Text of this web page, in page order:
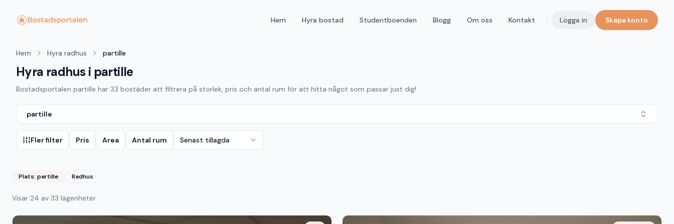
Hem Hyra bostad Studentboenden Blogg Om oss Kontakt Logga in Skapa konto
Hem Hyra radhus partille
Hyra radhus i partille
Bostadsportalen partille har 33 bostäder att filtrera på storlek, pris och antal rum för att hitta något som passar just dig!
partille
Fler filter Pris Area Antal rum Senast tillagda
Plats: partille Radhus
Visar 24 av 33 lägenheter